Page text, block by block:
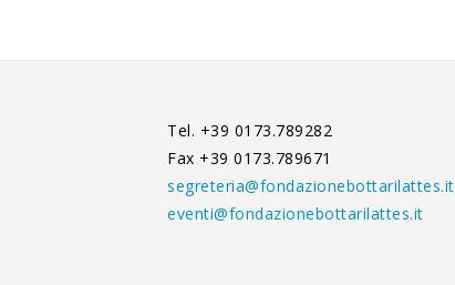
Tel. +39 0173.789282
Fax +39 0173.789671
segreteria@fondazionebottarilattes.it
eventi@fondazionebottarilattes.it